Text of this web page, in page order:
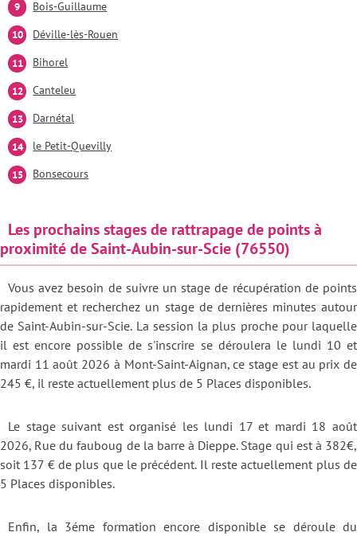
Bois-Guillaume
Déville-lès-Rouen
Bihorel
Canteleu
Darnétal
le Petit-Quevilly
Bonsecours
Les prochains stages de rattrapage de points à
proximité de Saint-Aubin-sur-Scie (76550)
Vous avez besoin de suivre un stage de récupération de points
rapidement et recherchez un stage de dernières minutes autour
de Saint-Aubin-sur-Scie. La session la plus proche pour laquelle
il est encore possible de s'inscrire se déroulera le lundi 10 et
mardi 11 août 2026 à Mont-Saint-Aignan, ce stage est au prix de
245 €, il reste actuellement plus de 5 Places disponibles.
Le stage suivant est organisé les lundi 17 et mardi 18 août
2026, Rue du fauboug de la barre à Dieppe. Stage qui est à 382€,
soit 137 € de plus que le précédent. Il reste actuellement plus de
5 Places disponibles.
Enfin, la 3éme formation encore disponible se déroule du